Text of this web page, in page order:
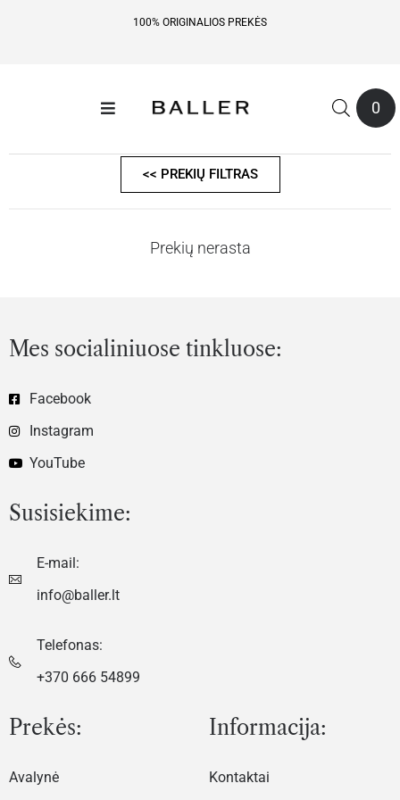
100% ORIGINALIOS PREKĖS
0
<< PREKIŲ FILTRAS
Prekių nerasta
Mes socialiniuose tinkluose:
Facebook
Instagram
YouTube
Susisiekime:
E-mail:
info@baller.lt
Telefonas:
+370 666 54899
Prekės:
Avalynė
Informacija:
Kontaktai